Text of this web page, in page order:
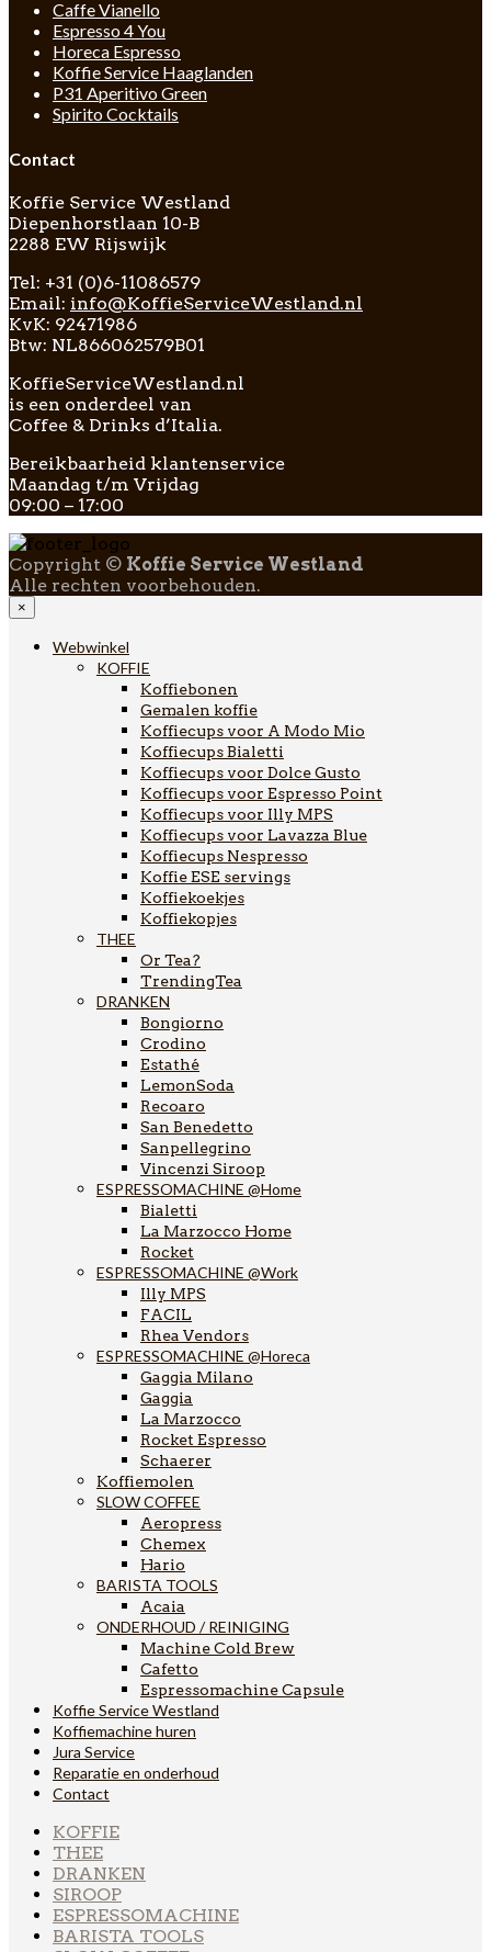
Caffe Vianello
Espresso 4 You
Horeca Espresso
Koffie Service Haaglanden
P31 Aperitivo Green
Spirito Cocktails
Contact
Koffie Service Westland
Diepenhorstlaan 10-B
2288 EW Rijswijk
Tel: +31 (0)6-11086579
Email: info@KoffieServiceWestland.nl
KvK: 92471986
Btw: NL866062579B01
KoffieServiceWestland.nl
is een onderdeel van
Coffee & Drinks d’Italia.
Bereikbaarheid klantenservice
Maandag t/m Vrijdag
09:00 – 17:00
Copyright © Koffie Service Westland
Alle rechten voorbehouden.
×
Webwinkel
KOFFIE
Koffiebonen
Gemalen koffie
Koffiecups voor A Modo Mio
Koffiecups Bialetti
Koffiecups voor Dolce Gusto
Koffiecups voor Espresso Point
Koffiecups voor Illy MPS
Koffiecups voor Lavazza Blue
Koffiecups Nespresso
Koffie ESE servings
Koffiekoekjes
Koffiekopjes
THEE
Or Tea?
TrendingTea
DRANKEN
Bongiorno
Crodino
Estathé
LemonSoda
Recoaro
San Benedetto
Sanpellegrino
Vincenzi Siroop
ESPRESSOMACHINE @Home
Bialetti
La Marzocco Home
Rocket
ESPRESSOMACHINE @Work
Illy MPS
FACIL
Rhea Vendors
ESPRESSOMACHINE @Horeca
Gaggia Milano
Gaggia
La Marzocco
Rocket Espresso
Schaerer
Koffiemolen
SLOW COFFEE
Aeropress
Chemex
Hario
BARISTA TOOLS
Acaia
ONDERHOUD / REINIGING
Machine Cold Brew
Cafetto
Espressomachine Capsule
Koffie Service Westland
Koffiemachine huren
Jura Service
Reparatie en onderhoud
Contact
KOFFIE
THEE
DRANKEN
SIROOP
ESPRESSOMACHINE
BARISTA TOOLS